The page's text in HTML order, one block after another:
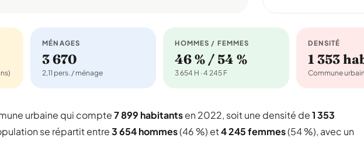
MÉNAGES
3 670
2,11 pers. / ménage
HOMMES / FEMMES
46 % / 54 %
3 654 H · 4 245 F
DENSITÉ
1 353
Commune
urbaine qui compte7 899 habitantsen 2022, soit une densité de1 353
se répartit entre3 654 hommes(46 %) et4 245 femmes(54 %), avec un